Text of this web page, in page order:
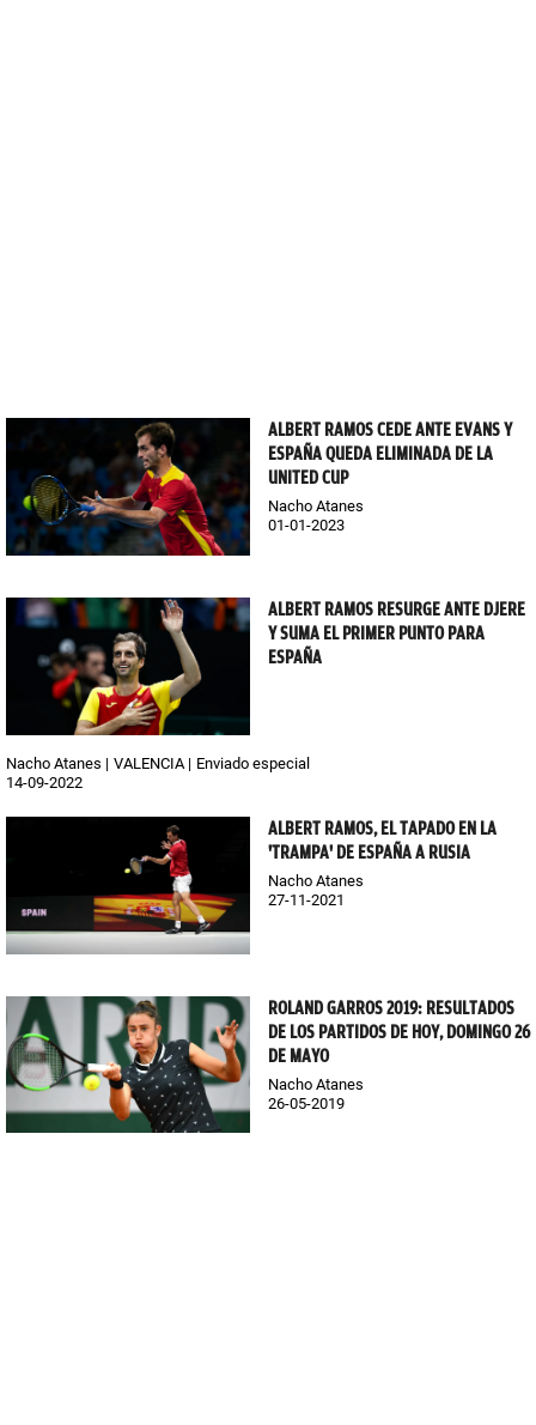
ALBERT RAMOS CEDE ANTE EVANS Y
ESPAÑA QUEDA ELIMINADA DE LA
UNITED CUP
Nacho Atanes
01-01-2023
ALBERT RAMOS RESURGE ANTE DJERE
Y SUMA EL PRIMER PUNTO PARA
ESPAÑA
Nacho Atanes VALENCIA
Enviado especial
14-09-2022
ALBERT RAMOS, EL TAPADO EN LA
'TRAMPA' DE ESPAÑA A RUSIA
Nacho Atanes
27-11-2021
ROLAND GARROS 2019: RESULTADOS
DE LOS PARTIDOS DE HOY, DOMINGO 26
DE MAYO
Nacho Atanes
26-05-2019